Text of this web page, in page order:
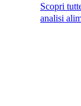
Scopri
analisi